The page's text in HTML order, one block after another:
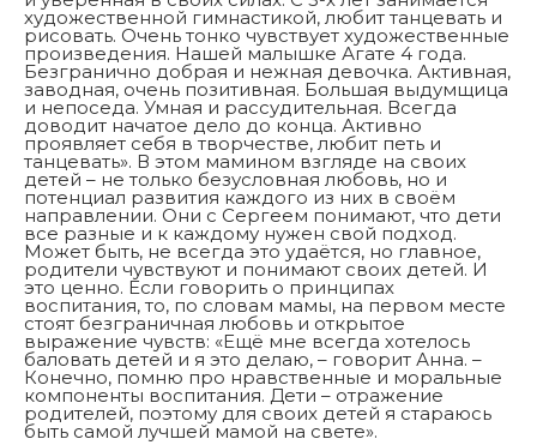
художественной гимнастикой, любит танцевать и
рисовать. Очень тонко чувствует художественные
произведения. Нашей малышке Агате 4 года.
Безгранично добрая и нежная девочка. Активная,
заводная, очень позитивная. Большая выдумщица
и непоседа. Умная и рассудительная. Всегда
доводит начатое дело до конца. Активно
проявляет себя в творчестве, любит петь и
танцевать». В этом мамином взгляде на своих
детей – не только безусловная любовь, но и
потенциал развития каждого из них в своём
направлении. Они с Сергеем понимают, что дети
все разные и к каждому нужен свой подход.
Может быть, не всегда это удаётся, но главное,
родители чувствуют и понимают своих детей. И
это ценно. Если говорить о принципах
воспитания, то, по словам мамы, на первом месте
стоят безграничная любовь и открытое
выражение чувств: «Ещё мне всегда хотелось
баловать детей и я это делаю, – говорит Анна. –
Конечно, помню про нравственные и моральные
компоненты воспитания. Дети – отражение
родителей, поэтому для своих детей я стараюсь
быть самой лучшей мамой на свете».